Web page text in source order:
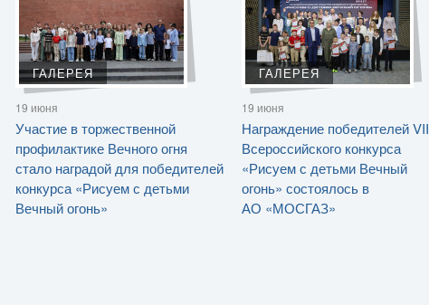
ГАЛЕРЕЯ
19 июня
Участие в торжественной
профилактике Вечного огня
стало наградой для победителей
конкурса «Рисуем с детьми
Вечный огонь»
ГАЛЕРЕЯ
19 июня
Награждение победителей VII
Всероссийского конкурса
«Рисуем с детьми Вечный
огонь» состоялось в
АО «МОСГАЗ»